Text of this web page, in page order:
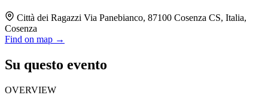
Città dei Ragazzi Via Panebianco, 87100 Cosenza CS, Italia,
Cosenza
Find on map →
Su questo evento
OVERVIEW